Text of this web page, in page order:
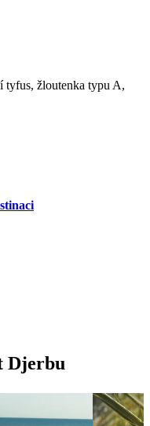
tyfus, žloutenka typu A,
Djerbu